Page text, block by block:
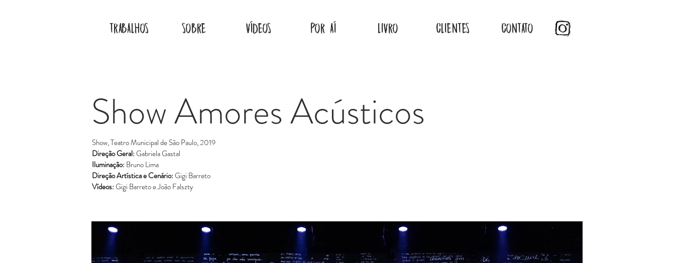
TRABALHOS SOBRE VÍDEOS POR AÍ LIVRO CLIENTES CONTATO
Show Amores Acústicos
Show, Teatro Municipal de São Paulo, 2019
Direção Geral:Gabriela Gastal
Iluminação:Bruno Lima
Direção Artística e Cenário:Gigi Barreto
Vídeos:Gigi Barreto e João Falszty